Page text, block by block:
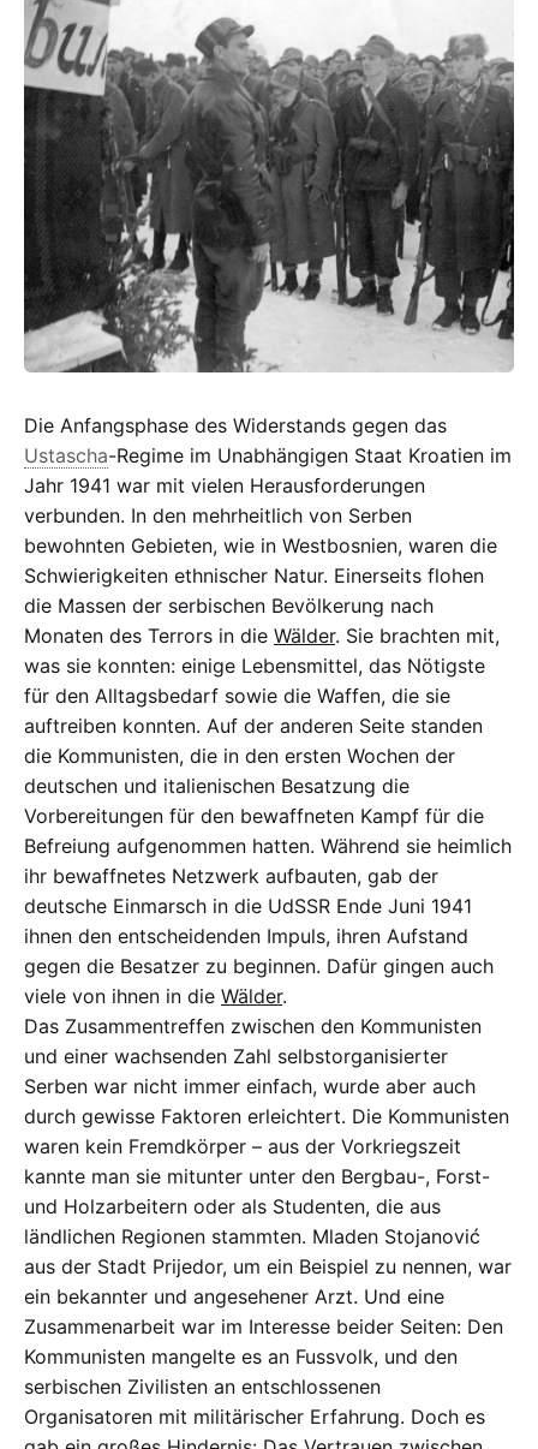
Die Anfangsphase des Widerstands gegen das
Ustascha-Regime im Unabhängigen Staat Kroatien im
Jahr 1941 war mit vielen Herausforderungen
verbunden. In den mehrheitlich von Serben
bewohnten Gebieten, wie in Westbosnien, waren die
Schwierigkeiten ethnischer Natur. Einerseits flohen
die Massen der serbischen Bevölkerung nach
Monaten des Terrors in die Wälder. Sie brachten mit,
was sie konnten: einige Lebensmittel, das Nötigste
für den Alltagsbedarf sowie die Waffen, die sie
auftreiben konnten. Auf der anderen Seite standen
die Kommunisten, die in den ersten Wochen der
deutschen und italienischen Besatzung die
Vorbereitungen für den bewaffneten Kampf für die
Befreiung aufgenommen hatten. Während sie heimlich
ihr bewaffnetes Netzwerk aufbauten, gab der
deutsche Einmarsch in die UdSSR Ende Juni 1941
ihnen den entscheidenden Impuls, ihren Aufstand
gegen die Besatzer zu beginnen. Dafür gingen auch
viele von ihnen in die Wälder.
Das Zusammentreffen zwischen den Kommunisten
und einer wachsenden Zahl selbstorganisierter
Serben war nicht immer einfach, wurde aber auch
durch gewisse Faktoren erleichtert. Die Kommunisten
waren kein Fremdkörper – aus der Vorkriegszeit
kannte man sie mitunter unter den Bergbau-, Forst-
und Holzarbeitern oder als Studenten, die aus
ländlichen Regionen stammten. Mladen Stojanović
aus der Stadt Prijedor, um ein Beispiel zu nennen, war
ein bekannter und angesehener Arzt. Und eine
Zusammenarbeit war im Interesse beider Seiten: Den
Kommunisten mangelte es an Fussvolk, und den
serbischen Zivilisten an entschlossenen
Organisatoren mit militärischer Erfahrung. Doch es